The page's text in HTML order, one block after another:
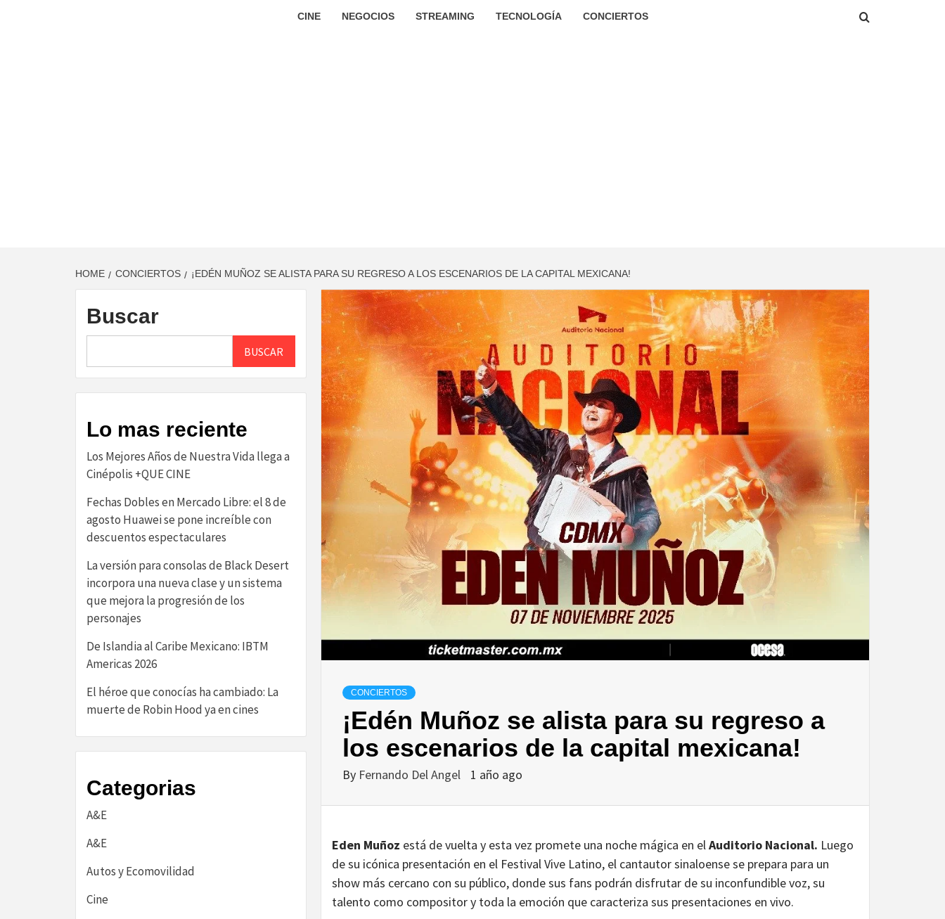
CINE NEGOCIOS STREAMING TECNOLOGÍA CONCIERTOS
HOME CONCIERTOS ¡EDÉN MUÑOZ SE ALISTA PARA SU REGRESO A LOS ESCENARIOS DE LA CAPITAL MEXICANA!
CONCIERTOS
¡Edén Muñoz se alista para su regreso a
los escenarios de la capital mexicana!
By Fernando Del Angel 1 año ago
Eden Muñoz está de vuelta y esta vez promete una noche mágica en elAuditorio Nacional. Luego
de su icónica presentación en el Festival Vive Latino, el cantautor sinaloense se prepara para un
show más cercano con su público, donde sus fans podrán disfrutar de su inconfundible voz, su
talento como compositor y toda la emoción que caracteriza sus presentaciones en vivo.
Buscar
BUSCAR
Lo mas reciente
Los Mejores Años de Nuestra Vida llega a
Cinépolis +QUE CINE
Fechas Dobles en Mercado Libre: el 8 de
agosto Huawei se pone increíble con
descuentos espectaculares
La versión para consolas de Black Desert
incorpora una nueva clase y un sistema
que mejora la progresión de los
personajes
De Islandia al Caribe Mexicano: IBTM
Americas 2026
El héroe que conocías ha cambiado: La
muerte de Robin Hood ya en cines
Categorias
A&E
A&E
Autos y Ecomovilidad
Cine